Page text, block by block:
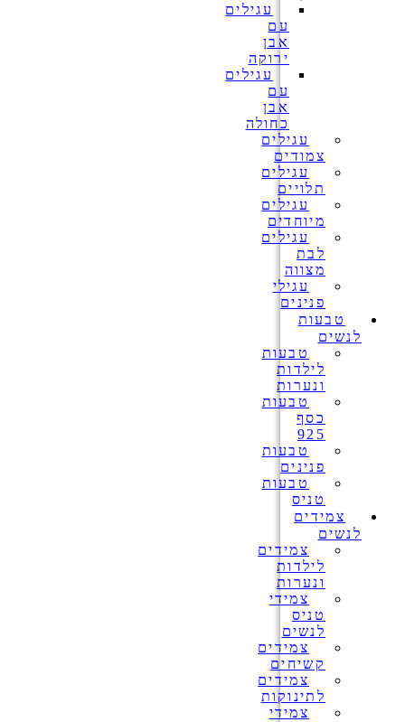
עגילים
עם
אבן
ירוקה
עגילים
עם
אבן
כחולה
עגילים
צמודים
עגילים
תלויים
עגילים
מיוחדים
עגילים
לבת
מצווה
עגילי
פנינים
טבעות
לנשים
טבעות
לילדות
ונערות
טבעות
כסף
925
טבעות
פנינים
טבעות
טניס
צמידים
לנשים
צמידים
לילדות
ונערות
צמידי
טניס
לנשים
צמידים
קשיחים
צמידים
לתינוקות
צמידי